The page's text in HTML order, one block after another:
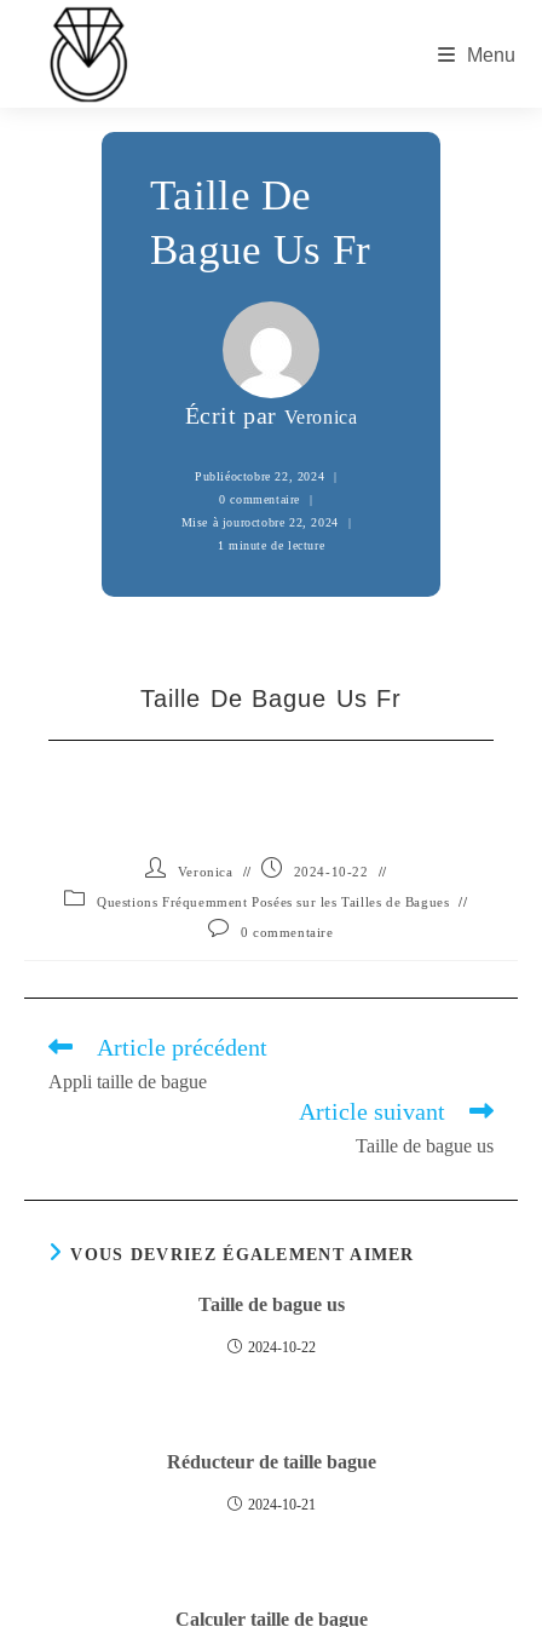
Menu
Taille De
Bague Us Fr
Écrit par Veronica
Publiéoctobre 22, 2024
0 commentaire
Mise à jouroctobre 22, 2024
1 minute de lecture
Taille De Bague Us Fr
Auteur/autrice
la
publication :
Veronica
Publication
2024-10-22
Post
Questions Fréquemment Posées sur les Tailles de Bagues
Commentaires
publication :
0 commentaire
Read
Articles
Article précédent
Appli taille de bague
Article suivant
Taille de bague us
VOUS DEVRIEZ ÉGALEMENT AIMER
Taille de bague us
2024-10-22
Réducteur de taille bague
2024-10-21
Calculer taille de bague